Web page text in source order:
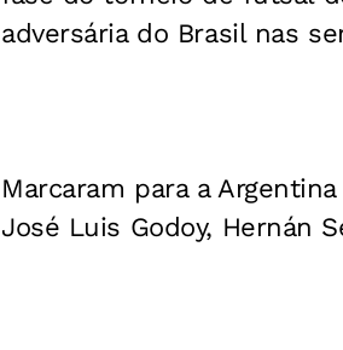
adversária do Brasil nas
Marcaram para a
José Luis Godoy, Hernán